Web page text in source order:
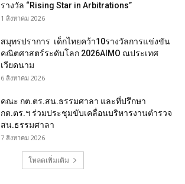
รางวัล “Rising Star in Arbitrations”
1 สิงหาคม 2026
สมุทรปราการ เด็กไทยคว้า10รางวัลการแข่งขัน
คณิตศาสตร์ระดับโลก 2026AIMO ณประเทศ
เวียดนาม
6 สิงหาคม 2026
คณะ กต.ตร.สน.ธรรมศาลา และที่ปรึกษา
กต.ตร.ฯ ร่วมประชุมขับเคลื่อนบริหารงานตำรวจ
สน.ธรรมศาลา
7 สิงหาคม 2026
โหลดเพิ่มเติม